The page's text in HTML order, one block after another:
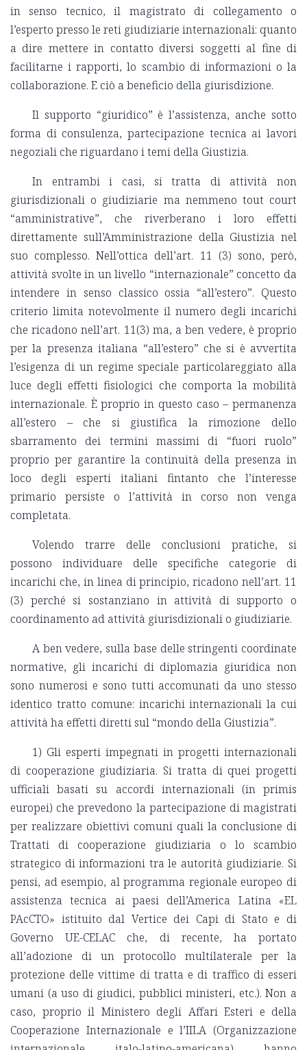
in senso tecnico, il magistrato di collegamento o
l’esperto presso le reti giudiziarie internazionali: quanto
a dire mettere in contatto diversi soggetti al fine di
facilitarne i rapporti, lo scambio di informazioni o la
collaborazione. E ciò a beneficio della giurisdizione.
Il supporto “giuridico” è l’assistenza, anche sotto
forma di consulenza, partecipazione tecnica ai lavori
negoziali che riguardano i temi della Giustizia.
In entrambi i casi, si tratta di attività non
giurisdizionali o giudiziarie ma nemmeno tout court
“amministrative”, che riverberano i loro effetti
direttamente sull’Amministrazione della Giustizia nel
suo complesso. Nell’ottica dell’art. 11 (3) sono, però,
attività svolte in un livello “internazionale” concetto da
intendere in senso classico ossia “all’estero”. Questo
criterio limita notevolmente il numero degli incarichi
che ricadono nell’art. 11(3) ma, a ben vedere, è proprio
per la presenza italiana “all’estero” che si è avvertita
l’esigenza di un regime speciale particolareggiato alla
luce degli effetti fisiologici che comporta la mobilità
internazionale. È proprio in questo caso – permanenza
all’estero – che si giustifica la rimozione dello
sbarramento dei termini massimi di “fuori ruolo”
proprio per garantire la continuità della presenza in
loco degli esperti italiani fintanto che l’interesse
primario persiste o l’attività in corso non venga
completata.
Volendo trarre delle conclusioni pratiche, si
possono individuare delle specifiche categorie di
incarichi che, in linea di principio, ricadono nell’art. 11
(3) perché si sostanziano in attività di supporto o
coordinamento ad attività giurisdizionali o giudiziarie.
A ben vedere, sulla base delle stringenti coordinate
normative, gli incarichi di diplomazia giuridica non
sono numerosi e sono tutti accomunati da uno stesso
identico tratto comune: incarichi internazionali la cui
attività ha effetti diretti sul “mondo della Giustizia”.
1) Gli esperti impegnati in progetti internazionali
di cooperazione giudiziaria. Si tratta di quei progetti
ufficiali basati su accordi internazionali (in primis
europei) che prevedono la partecipazione di magistrati
per realizzare obiettivi comuni quali la conclusione di
Trattati di cooperazione giudiziaria o lo scambio
strategico di informazioni tra le autorità giudiziarie. Si
pensi, ad esempio, al programma regionale europeo di
assistenza tecnica ai paesi dell’America Latina «EL
PAcCTO» istituito dal Vertice dei Capi di Stato e di
Governo UE-CELAC che, di recente, ha portato
all’adozione di un protocollo multilaterale per la
protezione delle vittime di tratta e di traffico di esseri
umani (a uso di giudici, pubblici ministeri, etc.). Non a
caso, proprio il Ministero degli Affari Esteri e della
Cooperazione Internazionale e l’IILA (Organizzazione